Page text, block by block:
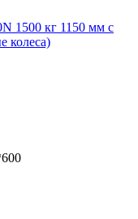
1500 кг 1150 мм с
колеса)